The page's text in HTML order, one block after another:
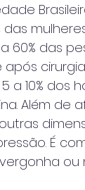
60% das
a 10% dos
Além de
É